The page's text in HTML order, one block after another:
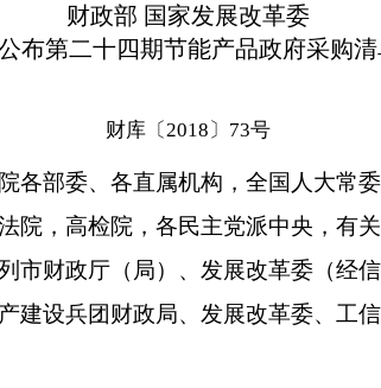
财政部 国家发展改革委
布第二十四期节能产品政府采购
财库〔2018〕73号
各部委、各直属机构，全国人大常
院，高检院，各民主党派中央，有
市财政厅（局）、发展改革委（经
建设兵团财政局、发展改革委、工信